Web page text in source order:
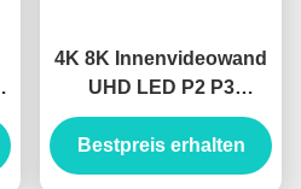
4K 8K Innenvideowand
UHD LED P2 P3
Bildschirmpaneel
Vollfarbbildschirm
Kompletsystem Led
Bestpreis erhalten